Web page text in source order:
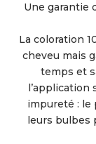
Une garantie
La coloration
cheveu mais
temps et
l’application
impureté : le
leurs bulbes